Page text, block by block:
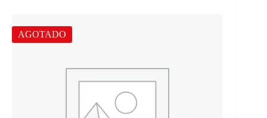
AGOTADO